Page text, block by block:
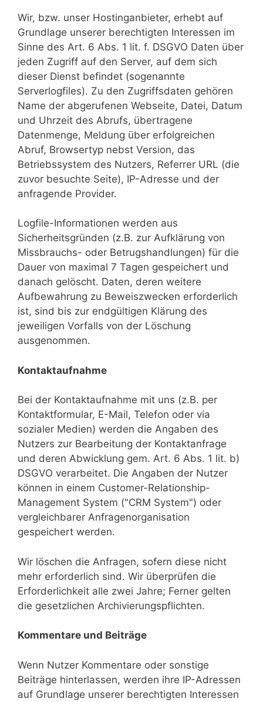
Wir, bzw. unser Hostinganbieter, erhebt auf
Grundlage unserer berechtigten Interessen im
Sinne des Art. 6 Abs. 1 lit. f. DSGVO Daten über
jeden Zugriff auf den Server, auf dem sich
dieser Dienst befindet (sogenannte
Serverlogfiles). Zu den Zugriffsdaten gehören
Name der abgerufenen Webseite, Datei, Datum
und Uhrzeit des Abrufs, übertragene
Datenmenge, Meldung über erfolgreichen
Abruf, Browsertyp nebst Version, das
Betriebssystem des Nutzers, Referrer URL (die
zuvor besuchte Seite), IP-Adresse und der
anfragende Provider.
Logfile-Informationen werden aus
Sicherheitsgründen (z.B. zur Aufklärung von
Missbrauchs- oder Betrugshandlungen) für die
Dauer von maximal 7 Tagen gespeichert und
danach gelöscht. Daten, deren weitere
Aufbewahrung zu Beweiszwecken erforderlich
ist, sind bis zur endgültigen Klärung des
jeweiligen Vorfalls von der Löschung
ausgenommen.
Kontaktaufnahme
Bei der Kontaktaufnahme mit uns (z.B. per
Kontaktformular, E-Mail, Telefon oder via
sozialer Medien) werden die Angaben des
Nutzers zur Bearbeitung der Kontaktanfrage
und deren Abwicklung gem. Art. 6 Abs. 1 lit. b)
DSGVO verarbeitet. Die Angaben der Nutzer
können in einem Customer-Relationship-
Management System ("CRM System") oder
vergleichbarer Anfragenorganisation
gespeichert werden.
Wir löschen die Anfragen, sofern diese nicht
mehr erforderlich sind. Wir überprüfen die
Erforderlichkeit alle zwei Jahre; Ferner gelten
die gesetzlichen Archivierungspflichten.
Kommentare und Beiträge
Wenn Nutzer Kommentare oder sonstige
Beiträge hinterlassen, werden ihre IP-Adressen
auf Grundlage unserer berechtigten Interessen